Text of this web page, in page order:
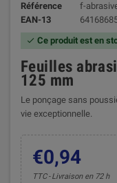
Référence
f-
EAN-13
 Ce produit est en
Feuilles
125 mm
Le ponçage sans
vie exceptionnelle.
€0,94
TTC Livraison en 72 h